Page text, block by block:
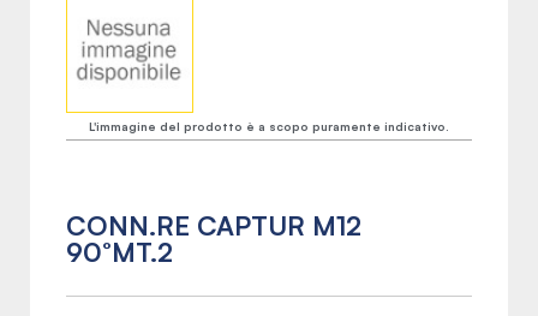
L'immagine del prodotto è a scopo puramente indicativo.
CONN.RE CAPTUR M12
90°MT.2